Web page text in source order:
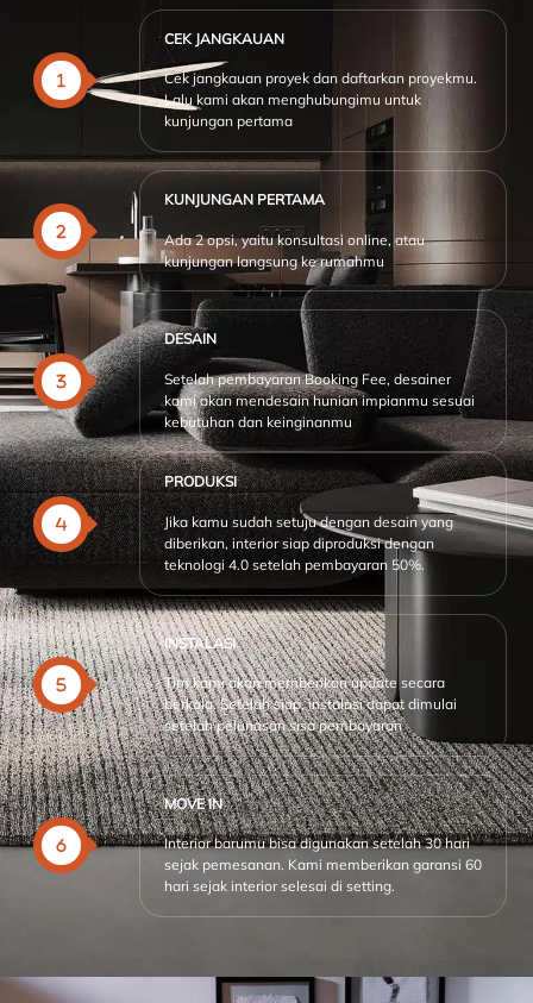
CEK JANGKAUAN
Cek jangkauan proyek dan daftarkan proyekmu.
Lalu kami akan menghubungimu untuk
kunjungan pertama
KUNJUNGAN PERTAMA
Ada 2 opsi, yaitu konsultasi online, atau
kunjungan langsung ke rumahmu
DESAIN
Setelah pembayaran Booking Fee, desainer
kami akan mendesain hunian impianmu sesuai
kebutuhan dan keinginanmu
PRODUKSI
Jika kamu sudah setuju dengan desain yang
diberikan, interior siap diproduksi dengan
teknologi 4.0 setelah pembayaran 50%.
INSTALASI
Tim kami akan memberikan update secara
berkala. Setelah siap, instalasi dapat dimulai
setelah pelunasan sisa pembayaran
MOVE IN
Interior barumu bisa digunakan setelah 30 hari
sejak pemesanan. Kami memberikan garansi 60
hari sejak interior selesai di setting.